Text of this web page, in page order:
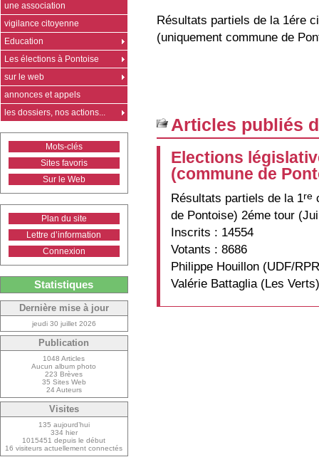
Résultats partiels de la 1ére
(uniquement commune de
Articles publiés
Elections
(commune de
Résultats partiels de la 1re
de Pontoise) 2éme tour
Inscrits : 14554
Votants : 8686
Philippe Houillon (UDF/
Valérie Battaglia (Les
une association
vigilance citoyenne
Education
Les élections à Pontoise
sur le web
annonces et appels
les dossiers, nos actions...
Mots-clés
Sites favoris
Sur le Web
Plan du site
Lettre d’information
Connexion
Statistiques
Dernière mise à jour
jeudi 30 juillet 2026
Publication
1048 Articles
Aucun album photo
223 Brèves
35 Sites Web
24 Auteurs
Visites
135 aujourd’hui
334 hier
1015451 depuis le début
16 visiteurs actuellement connectés